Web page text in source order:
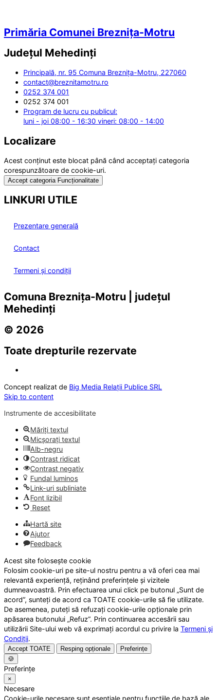
Primăria Comunei Breznița-Motru
Județul Mehedinți
Principală, nr. 95 Comuna Breznița-Motru, 227060
contact@breznitamotru.ro
0252 374 001
0252 374 001
Program de lucru cu publicul:
luni - joi 08:00 - 16:30 vineri: 08:00 - 14:00
Localizare
Acest conținut este blocat până când acceptați categoria
corespunzătoare de cookie-uri.
Accept categoria Funcționalitate
LINKURI UTILE
Prezentare generală
Contact
Termeni și condiții
Comuna Breznița-Motru | județul
Mehedinți
© 2026
Toate drepturile rezervate
Concept realizat de Big Media Relații Publice SRL
Skip to content
Instrumente de accesibilitate
Măriți textul
Micșorați textul
Alb-negru
Contrast ridicat
Contrast negativ
Fundal luminos
Link-uri subliniate
Font lizibil
Reset
Hartă site
Ajutor
Feedback
Acest site folosește cookie
Folosim cookie-uri pe site-ul nostru pentru a vă oferi cea mai
relevantă experiență, reținând preferințele și vizitele
dumneavoastră. Prin efectuarea unui click pe butonul „Sunt de
acord”, sunteți de acord ca TOATE cookie-urile să fie utilizate.
De asemenea, puteți să refuzați cookie-urile opționale prin
apăsarea butonului „Refuz”. Prin continuarea accesării sau
utilizării Site-ului web vă exprimați acordul cu privire la Termeni și
Condiții.
Accept TOATE Resping opționale
Preferințe
🍪
Preferințe
×
Necesare
Cookie-urile necesare sunt esențiale pentru funcțiile de bază ale